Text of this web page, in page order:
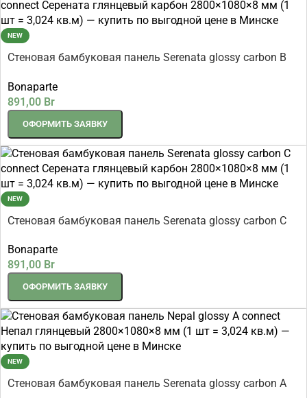
NEW
Стеновая бамбуковая панель Serenata glossy carbon B
шт = 3,024 кв.м)
Bonaparte
891,00 Br
ОФОРМИТЬ ЗАЯВКУ
NEW
Стеновая бамбуковая панель Serenata glossy carbon C
шт = 3,024 кв.м)
Bonaparte
891,00 Br
ОФОРМИТЬ ЗАЯВКУ
NEW
Стеновая бамбуковая панель Serenata glossy carbon A